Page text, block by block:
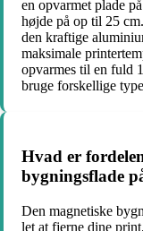
en opvarmet plade
højde på op til 25
den kraftige
maksimale
opvarmes til en fuld
bruge forskellige
Hvad er
bygningsflade
Den magnetiske
let at fjerne dine